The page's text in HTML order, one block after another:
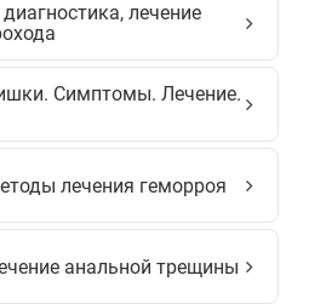
лечение
Симптомы. Лечение.
лечения геморроя
анальной трещины